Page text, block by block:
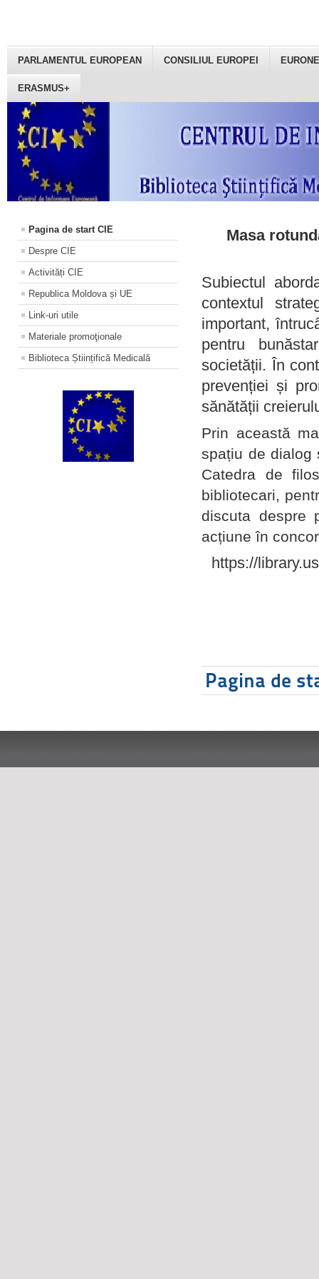
PARLAMENTUL EUROPEAN CONSILIUL EUROPEI
ERASMUS+
Pagina de start CIE
Despre CIE
Activități CIE
Republica Moldova și UE
Link-uri utile
Materiale promoţionale
Biblioteca Științifică Medicală
Masa
Subiectul
contextul
important,
pentru
societății. În
prevenției și
sănătății
Prin această
spațiu de dialog
Catedra de
bibliotecari,
discuta despre
acțiune în
https://
Pagina de